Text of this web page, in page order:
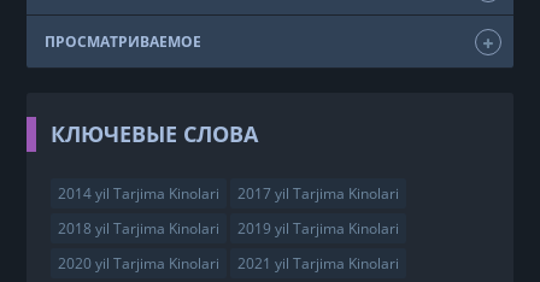
ПРОСМАТРИВАЕМОЕ
КЛЮЧЕВЫЕ СЛОВА
2014 yil Tarjima Kinolari
2017 yil Tarjima Kinolari
2018 yil Tarjima Kinolari
2019 yil Tarjima Kinolari
2020 yil Tarjima Kinolari
2021 yil Tarjima Kinolari